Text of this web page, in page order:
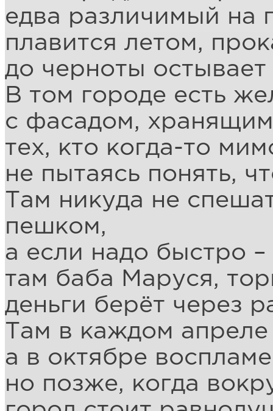
едва различимый на
плавится летом,
до черноты
В том городе есть
с фасадом, хранящим
тех, кто когда-то
не пытаясь понять,
Там никуда не
пешком,
а если надо быстро
там баба Маруся,
деньги берёт через
Там в каждом
а в октябре
но позже, когда